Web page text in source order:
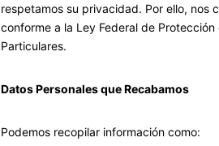
respetamos su privacidad. Por ello, nos
conforme a la Ley Federal de
Particulares.
Datos Personales que Recabamos
Podemos recopilar información como: